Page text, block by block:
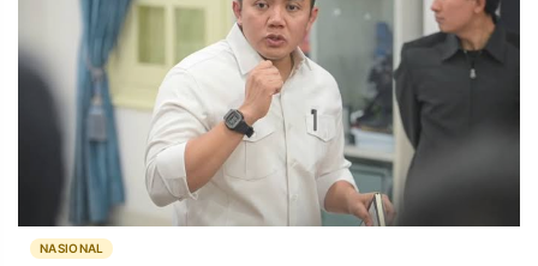
INFORMASI
PRIVACY
POLICY
BERITA
WARGA
INFORMASI
IKLAN
KIRIM
NASIONAL